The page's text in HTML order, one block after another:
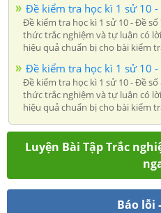
Đề kiểm tra học kì 1 sử 10
Đề kiểm tra học kì 1 sử 10 - Đề
thức trắc nghiệm và tự luận có
hiệu quả chuẩn bị cho bài kiểm
Đề kiểm tra học kì 1 sử 10
Đề kiểm tra học kì 1 sử 10 - Đề
thức trắc nghiệm và tự luận có
hiệu quả chuẩn bị cho bài kiểm
Luyện Bài Tập Trắc
Báo lỗi